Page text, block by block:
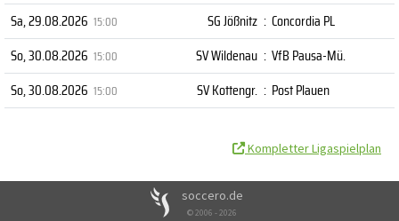
Sa, 29.08.2026 15:00 SG Jößnitz : Concordia PL
So, 30.08.2026 15:00 SV Wildenau : VfB Pausa-Mü.
So, 30.08.2026 15:00 SV Kottengr. : Post Plauen
Kompletter Ligaspielplan
soccero.de
© 2006 - 2026